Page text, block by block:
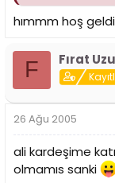
hımmm hoş
F Fırat
26 Ağu 2005
ali kardeşime
olmamıs sanki